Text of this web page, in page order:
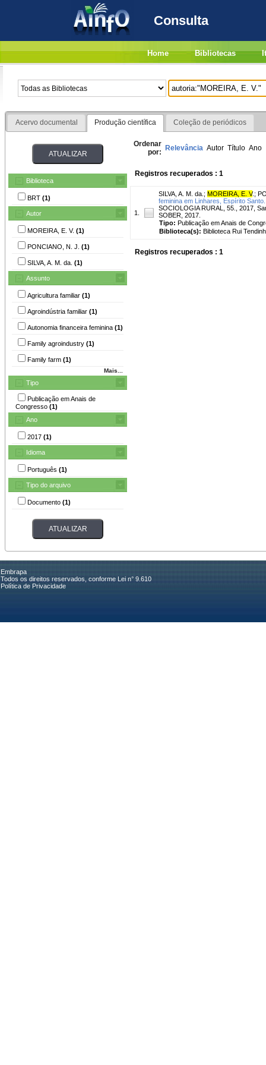
Consulta
Home Bibliotecas
Acervo documental Produção científica Coleção de periódicos
Biblioteca
BRT (1)
Autor
MOREIRA, E. V. (1)
PONCIANO, N. J. (1)
SILVA, A. M. da. (1)
Assunto
Agricultura familiar (1)
Agroindústria familiar (1)
Autonomia financeira feminina (1)
Family agroindustry (1)
Family farm (1)
Mais...
Tipo
Publicação em Anais de
Congresso (1)
Ano
2017 (1)
Idioma
Português (1)
Tipo do arquivo
Documento (1)
Ordenar
por: Relevância Autor Título Ano
Registros recuperados : 1
1.
SILVA, A. M. da. ; MOREIRA, E. V.;
feminina em Linhares, Espírito Santo.
SOCIOLOGIA RURAL, 55., 2017,
SOBER, 2017.
Tipo: Publicação em Anais de
Biblioteca(s): Biblioteca Rui
Registros recuperados : 1
Embrapa
Todos os direitos reservados, conforme Lei n° 9.610
Política de Privacidade